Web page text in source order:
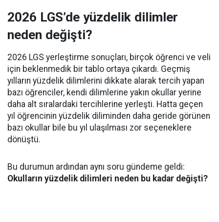
2026 LGS’de yüzdelik dilimler
neden değişti?
2026 LGS yerleştirme sonuçları, birçok öğrenci ve veli
için beklenmedik bir tablo ortaya çıkardı. Geçmiş
yılların yüzdelik dilimlerini dikkate alarak tercih yapan
bazı öğrenciler, kendi dilimlerine yakın okullar yerine
daha alt sıralardaki tercihlerine yerleşti. Hatta geçen
yıl öğrencinin yüzdelik diliminden daha geride görünen
bazı okullar bile bu yıl ulaşılması zor seçeneklere
dönüştü.
Bu durumun ardından aynı soru gündeme geldi:
Okulların yüzdelik dilimleri neden bu kadar değişti?